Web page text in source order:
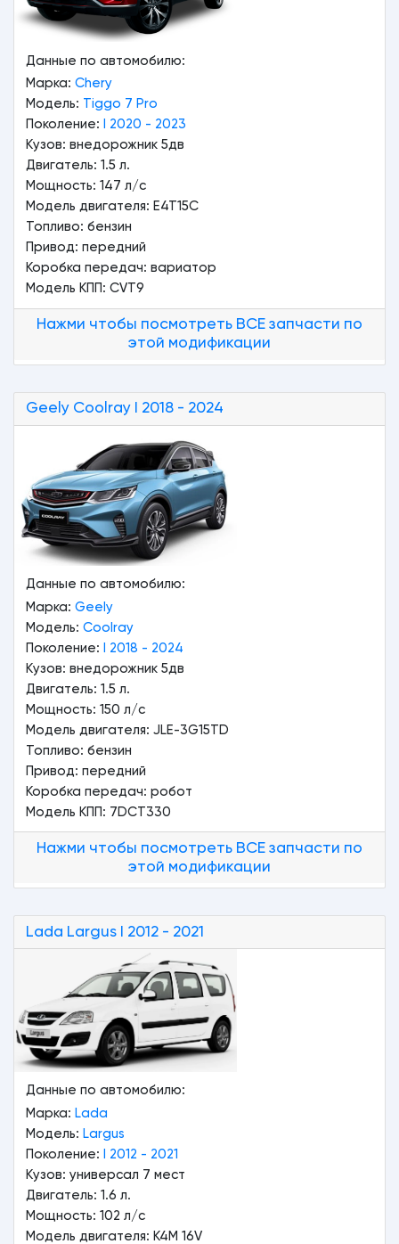
Данные по автомобилю:
Марка: Chery
Модель: Tiggo 7 Pro
Поколение:
I 2020 - 2023
Кузов: внедорожник 5дв
Двигатель: 1.5 л.
Мощность: 147 л/с
Модель двигателя: E4T15C
Топливо: бензин
Привод: передний
Коробка передач: вариатор
Модель КПП: CVT9
Нажми чтобы посмотреть ВСЕ запчасти по
этой модификации
Geely Coolray I 2018 - 2024
Данные по автомобилю:
Марка: Geely
Модель: Coolray
Поколение:
I 2018 - 2024
Кузов: внедорожник 5дв
Двигатель: 1.5 л.
Мощность: 150 л/с
Модель двигателя: JLE-3G15TD
Топливо: бензин
Привод: передний
Коробка передач: робот
Модель КПП: 7DCT330
Нажми чтобы посмотреть ВСЕ запчасти по
этой модификации
Lada Largus I 2012 - 2021
Данные по автомобилю:
Марка: Lada
Модель: Largus
Поколение:
I 2012 - 2021
Кузов: универсал 7 мест
Двигатель: 1.6 л.
Мощность: 102 л/с
Модель двигателя: K4M 16V